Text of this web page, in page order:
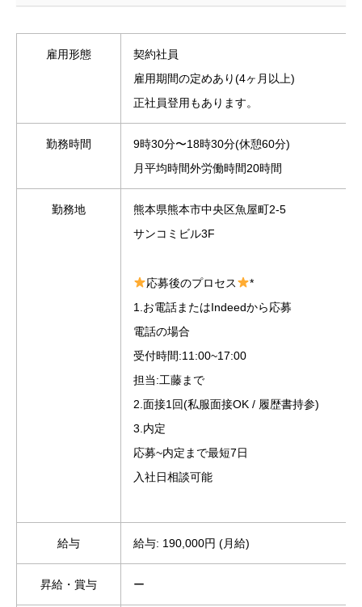
雇用形態
契約社員
雇用期間の定めあり(4ヶ月以上)
正社員登用もあります。
勤務時間
9時30分〜18時30分(休憩60分)
月平均時間外労働時間20時間
勤務地
熊本県熊本市中央区魚屋町2-5
サンコミビル3F
応募後のプロセス
*
1.お電話またはIndeedから応募
電話の場合
受付時間:11:00~17:00
担当:工藤まで
2.面接1回(私服面接OK / 履歴書持参)
3.内定
応募~内定まで最短7日
入社日相談可能
給与 給与: 190,000円 (月給)
昇給・賞与 ー